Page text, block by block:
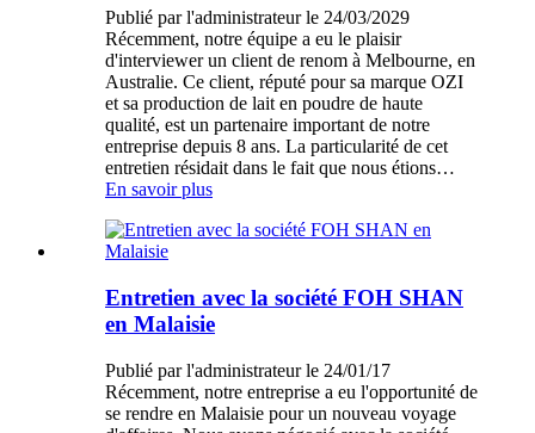
Publié par l'administrateur le 24/03/2029
Récemment, notre équipe a eu le plaisir
d'interviewer un client de renom à Melbourne, en
Australie. Ce client, réputé pour sa marque OZI
et sa production de lait en poudre de haute
qualité, est un partenaire important de notre
entreprise depuis 8 ans. La particularité de cet
entretien résidait dans le fait que nous étions…
En savoir plus
Entretien avec la société FOH SHAN
en Malaisie
Publié par l'administrateur le 24/01/17
Récemment, notre entreprise a eu l'opportunité de
se rendre en Malaisie pour un nouveau voyage